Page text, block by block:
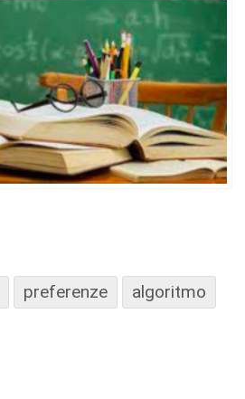
preferenze
algoritmo